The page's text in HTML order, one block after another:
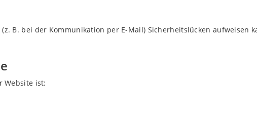
B. bei der Kommunikation per E-Mail) Sicherheitslücken aufweisen
Website ist: